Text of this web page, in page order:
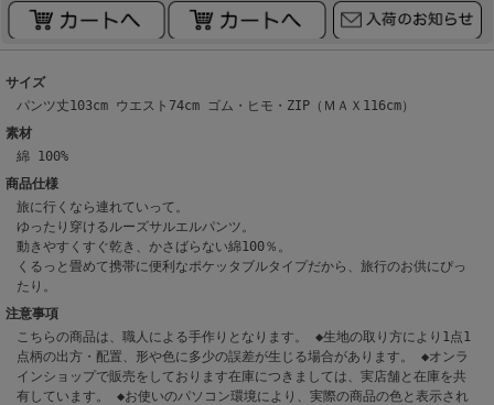
サイズ
パンツ丈103cm ウエスト74cm ゴム・ヒモ・ZIP（ＭＡＸ116cm）
素材
綿 100%
商品仕様
旅に行くなら連れていって。
ゆったり穿けるルーズサルエルパンツ。
動きやすくすぐ乾き、かさばらない綿100％。
くるっと畳めて携帯に便利なポケッタブルタイプだから、旅行のお供にぴっ
たり。
注意事項
こちらの商品は、職人による手作りとなります。 ◆生地の取り方により1点1
点柄の出方・配置、形や色に多少の誤差が生じる場合があります。 ◆オンラ
インショップで販売をしております在庫につきましては、実店舗と在庫を共
有しています。 ◆お使いのパソコン環境により、実際の商品の色と表示され